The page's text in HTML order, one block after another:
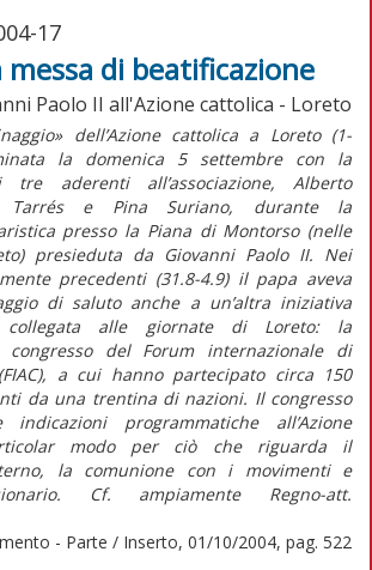
17
messa di beatificazione
Paolo II all'Azione cattolica - Loreto
dell’Azione cattolica a Loreto (1-
la domenica 5 settembre con la
tre aderenti all’associazione, Alberto
Tarrés e Pina Suriano, durante la
presso la Piana di Montorso (nelle
presieduta da Giovanni Paolo II. Nei
precedenti (31.8-4.9) il papa aveva
di saluto anche a un’altra iniziativa
collegata alle giornate di Loreto: la
congresso del Forum internazionale di
a cui hanno partecipato circa 150
da una trentina di nazioni. Il congresso
programmatiche all’Azione
modo per ciò che riguarda il
la comunione con i movimenti e
Cf. ampiamente Regno-att.
- Parte / Inserto, 01/10/2004, pag. 522